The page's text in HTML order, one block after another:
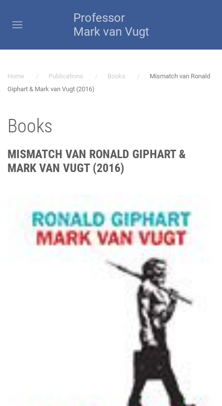
Professor
Mark van Vugt
Home Publications Books
Mismatch van Ronald
Giphart & Mark van Vugt (2016)
Books
MISMATCH VAN RONALD GIPHART &
MARK VAN VUGT (2016)